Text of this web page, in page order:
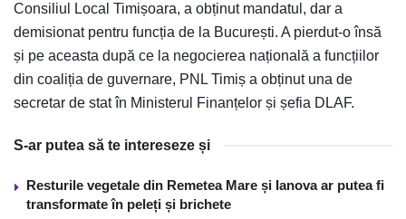
Consiliul Local Timișoara, a obținut mandatul, dar a
demisionat pentru funcția de la București. A pierdut-o însă
și pe aceasta după ce la negocierea națională a funcțiilor
din coaliția de guvernare, PNL Timiș a obținut una de
secretar de stat în Ministerul Finanțelor și șefia DLAF.
S-ar putea să te intereseze și
Resturile vegetale din Remetea Mare și Ianova ar putea fi
transformate în peleți și brichete